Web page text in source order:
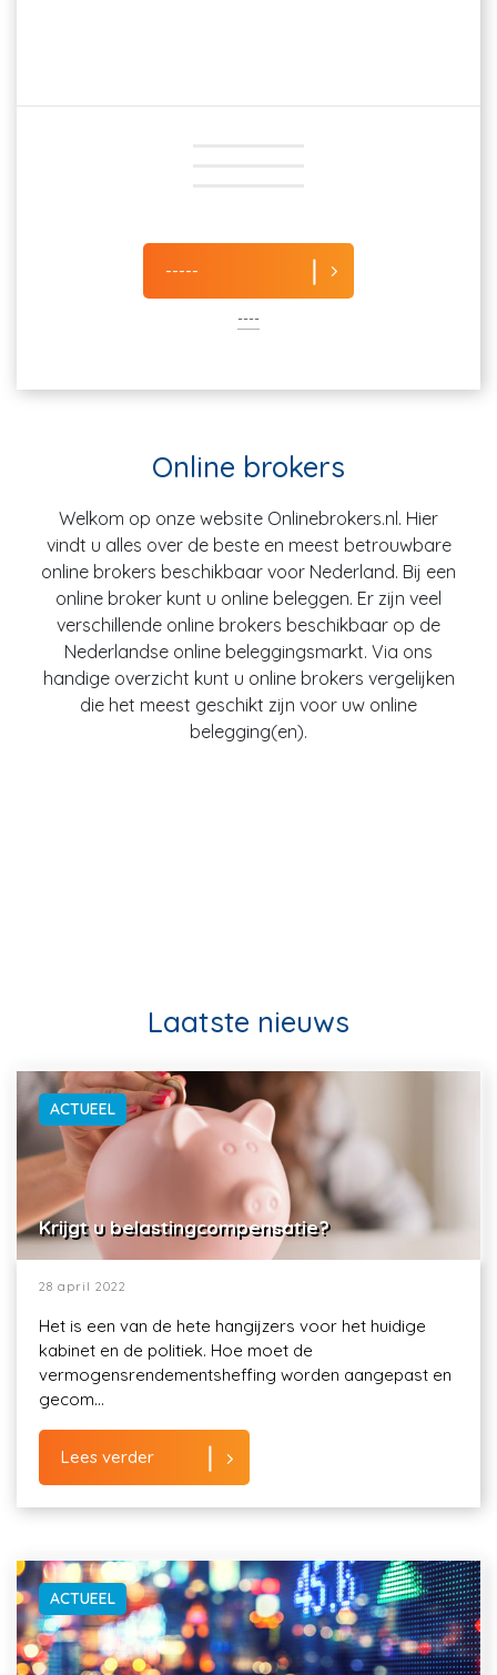
-----
----
Online brokers
Welkom op onze website Onlinebrokers.nl. Hier
vindt u alles over de beste en meest betrouwbare
online brokers beschikbaar voor Nederland. Bij een
online broker kunt u online beleggen. Er zijn veel
verschillende online brokers beschikbaar op de
Nederlandse online beleggingsmarkt. Via ons
handige overzicht kunt u online brokers vergelijken
die het meest geschikt zijn voor uw online
belegging(en).
Laatste nieuws
ACTUEEL
Krijgt u belastingcompensatie?
28 april 2022
Het is een van de hete hangijzers voor het huidige
kabinet en de politiek. Hoe moet de
vermogensrendementsheffing worden aangepast en
gecom...
Lees verder
ACTUEEL